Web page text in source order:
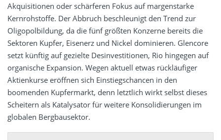
Akquisitionen oder schärferen Fokus auf margenstarke
Kernrohstoffe. Der Abbruch beschleunigt den Trend zur
Oligopolbildung, da die fünf größten Konzerne bereits die
Sektoren Kupfer, Eisenerz und Nickel dominieren. Glencore
setzt künftig auf gezielte Desinvestitionen, Rio hingegen auf
organische Expansion. Wegen aktuell etwas rückläufiger
Aktienkurse eröffnen sich Einstiegschancen in den
boomenden Kupfermarkt, denn letztlich wirkt selbst dieses
Scheitern als Katalysator für weitere Konsolidierungen im
globalen Bergbausektor.